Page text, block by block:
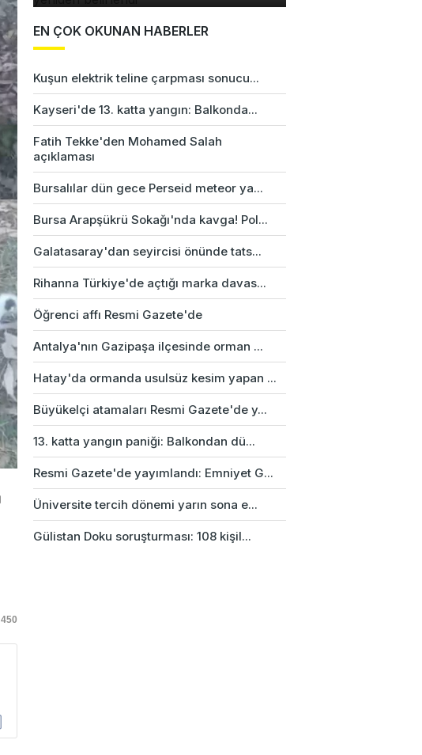
450
EN ÇOK OKUNAN HABERLER
Kuşun elektrik teline çarpması sonucu...
Kayseri'de 13. katta yangın: Balkonda...
Fatih Tekke'den Mohamed Salah
açıklaması
Bursalılar dün gece Perseid meteor ya...
Bursa Arapşükrü Sokağı'nda kavga! Pol...
Galatasaray'dan seyircisi önünde tats...
Rihanna Türkiye'de açtığı marka davas...
Öğrenci affı Resmi Gazete'de
Antalya'nın Gazipaşa ilçesinde orman ...
Hatay'da ormanda usulsüz kesim yapan ...
Büyükelçi atamaları Resmi Gazete'de y...
13. katta yangın paniği: Balkondan dü...
Resmi Gazete'de yayımlandı: Emniyet G...
Üniversite tercih dönemi yarın sona e...
Gülistan Doku soruşturması: 108 kişil...